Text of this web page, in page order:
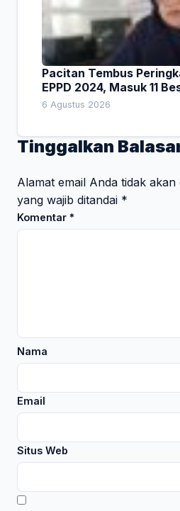
Pacitan Tembus
EPPD 2024, Masuk 11
6 Agustus 2026
Tinggalkan
Alamat email Anda tidak akan
yang wajib ditandai *
Komentar *
Nama
Email
Situs Web